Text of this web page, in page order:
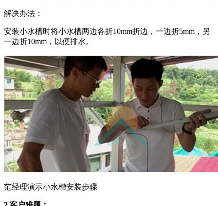
解决办法：
安装小水槽时将小水槽两边各折10mm折边，一边折5mm，另
一边折10mm，以便排水。
范经理演示小水槽安装步骤